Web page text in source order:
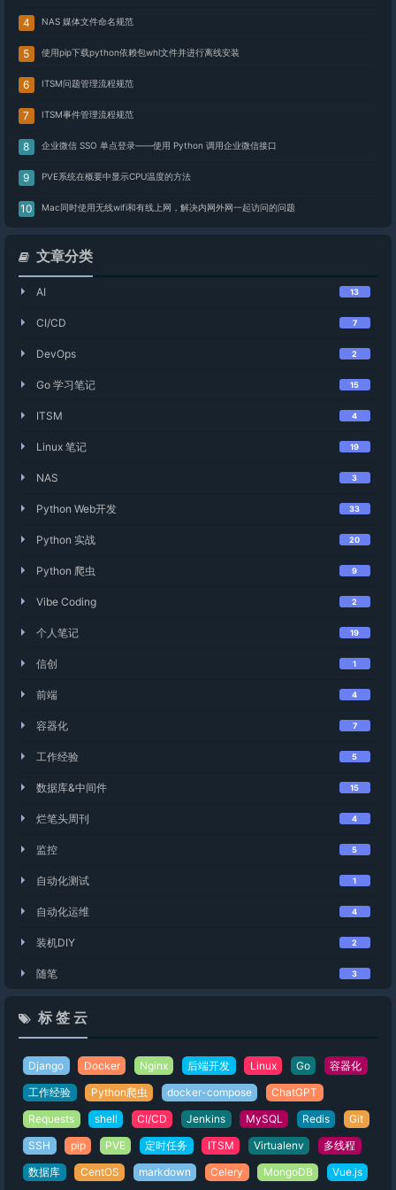
NAS 媒体文件命名规范
使用pip下载python依赖包whl文件并进行离线安装
ITSM问题管理流程规范
ITSM事件管理流程规范
企业微信 SSO 单点登录——使用 Python 调用企业微信接口
PVE系统在概要中显示CPU温度的方法
Mac同时使用无线wifi和有线上网，解决内网外网一起访问的问题
文章分类
AI 13
CI/CD 7
DevOps 2
Go 学习笔记 15
ITSM 4
Linux 笔记 19
NAS 3
Python Web开发 33
Python 实战 20
Python 爬虫 9
Vibe Coding 2
个人笔记 19
信创 1
前端 4
容器化 7
工作经验 5
数据库&中间件 15
烂笔头周刊 4
监控 5
自动化测试 1
自动化运维 4
装机DIY 2
随笔 3
标 签 云
Django Docker Nginx 后端开发 Linux Go 容器化
工作经验 Python爬虫 docker-compose ChatGPT
Requests shell CI/CD Jenkins MySQL Redis Git
SSH pip PVE 定时任务 ITSM Virtualenv 多线程
数据库 CentOS markdown Celery MongoDB Vue.js